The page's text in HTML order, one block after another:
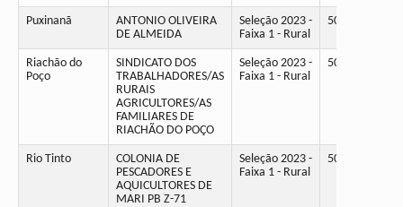
Puxinanã
ANTONIO OLIVEIRA
DE ALMEIDA
Seleção 2023 -
Faixa 1 - Rural
50
Riachão do
Poço
SINDICATO DOS
TRABALHADORES/AS
RURAIS
AGRICULTORES/AS
FAMILIARES DE
RIACHÃO DO POÇO
Seleção 2023 -
Faixa 1 - Rural
50
Rio Tinto
COLONIA DE
PESCADORES E
AQUICULTORES DE
MARI PB Z-71
Seleção 2023 -
Faixa 1 - Rural
50